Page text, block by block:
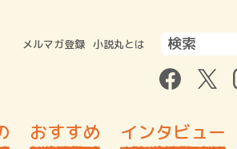
メルマガ登録 小説丸とは
おすすめ インタビュー